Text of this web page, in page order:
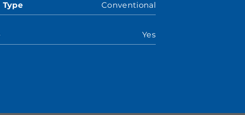
Conventional
Yes